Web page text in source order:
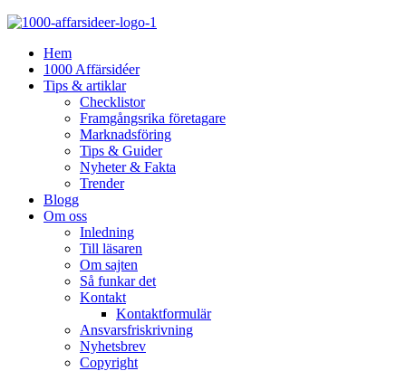
Hem
1000 Affärsidéer
Tips & artiklar
Checklistor
Framgångsrika företagare
Marknadsföring
Tips & Guider
Nyheter & Fakta
Trender
Blogg
Om oss
Inledning
Till läsaren
Om sajten
Så funkar det
Kontakt
Kontaktformulär
Ansvarsfriskrivning
Nyhetsbrev
Copyright